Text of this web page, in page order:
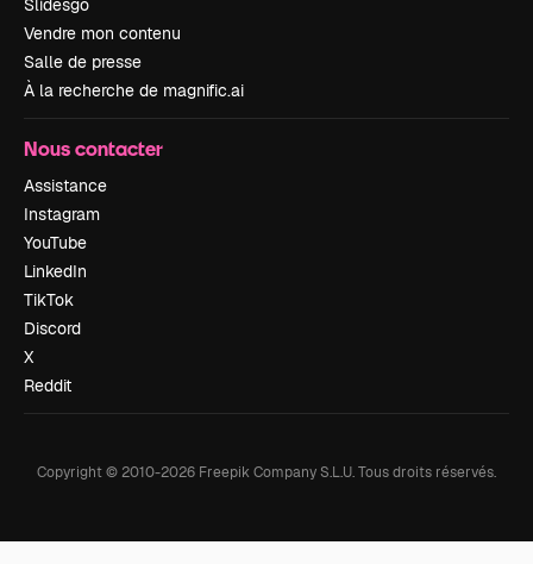
Slidesgo
Vendre mon contenu
Salle de presse
À la recherche de magnific.ai
Nous contacter
Assistance
Instagram
YouTube
LinkedIn
TikTok
Discord
X
Reddit
Copyright © 2010-2026 Freepik Company S.L.U.Tous droits réservés.